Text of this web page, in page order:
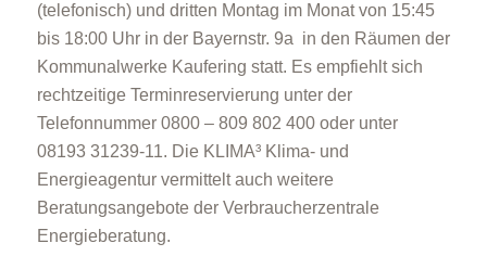
(telefonisch) und dritten Montag im Monat von 15:45
bis 18:00 Uhr in der Bayernstr. 9a in den Räumen der
Kommunalwerke Kaufering statt. Es empfiehlt sich
rechtzeitige Terminreservierung unter der
Telefonnummer 0800 – 809 802 400 oder unter
08193 31239-11. Die KLIMA³ Klima- und
Energieagentur vermittelt auch weitere
Beratungsangebote der Verbraucherzentrale
Energieberatung.